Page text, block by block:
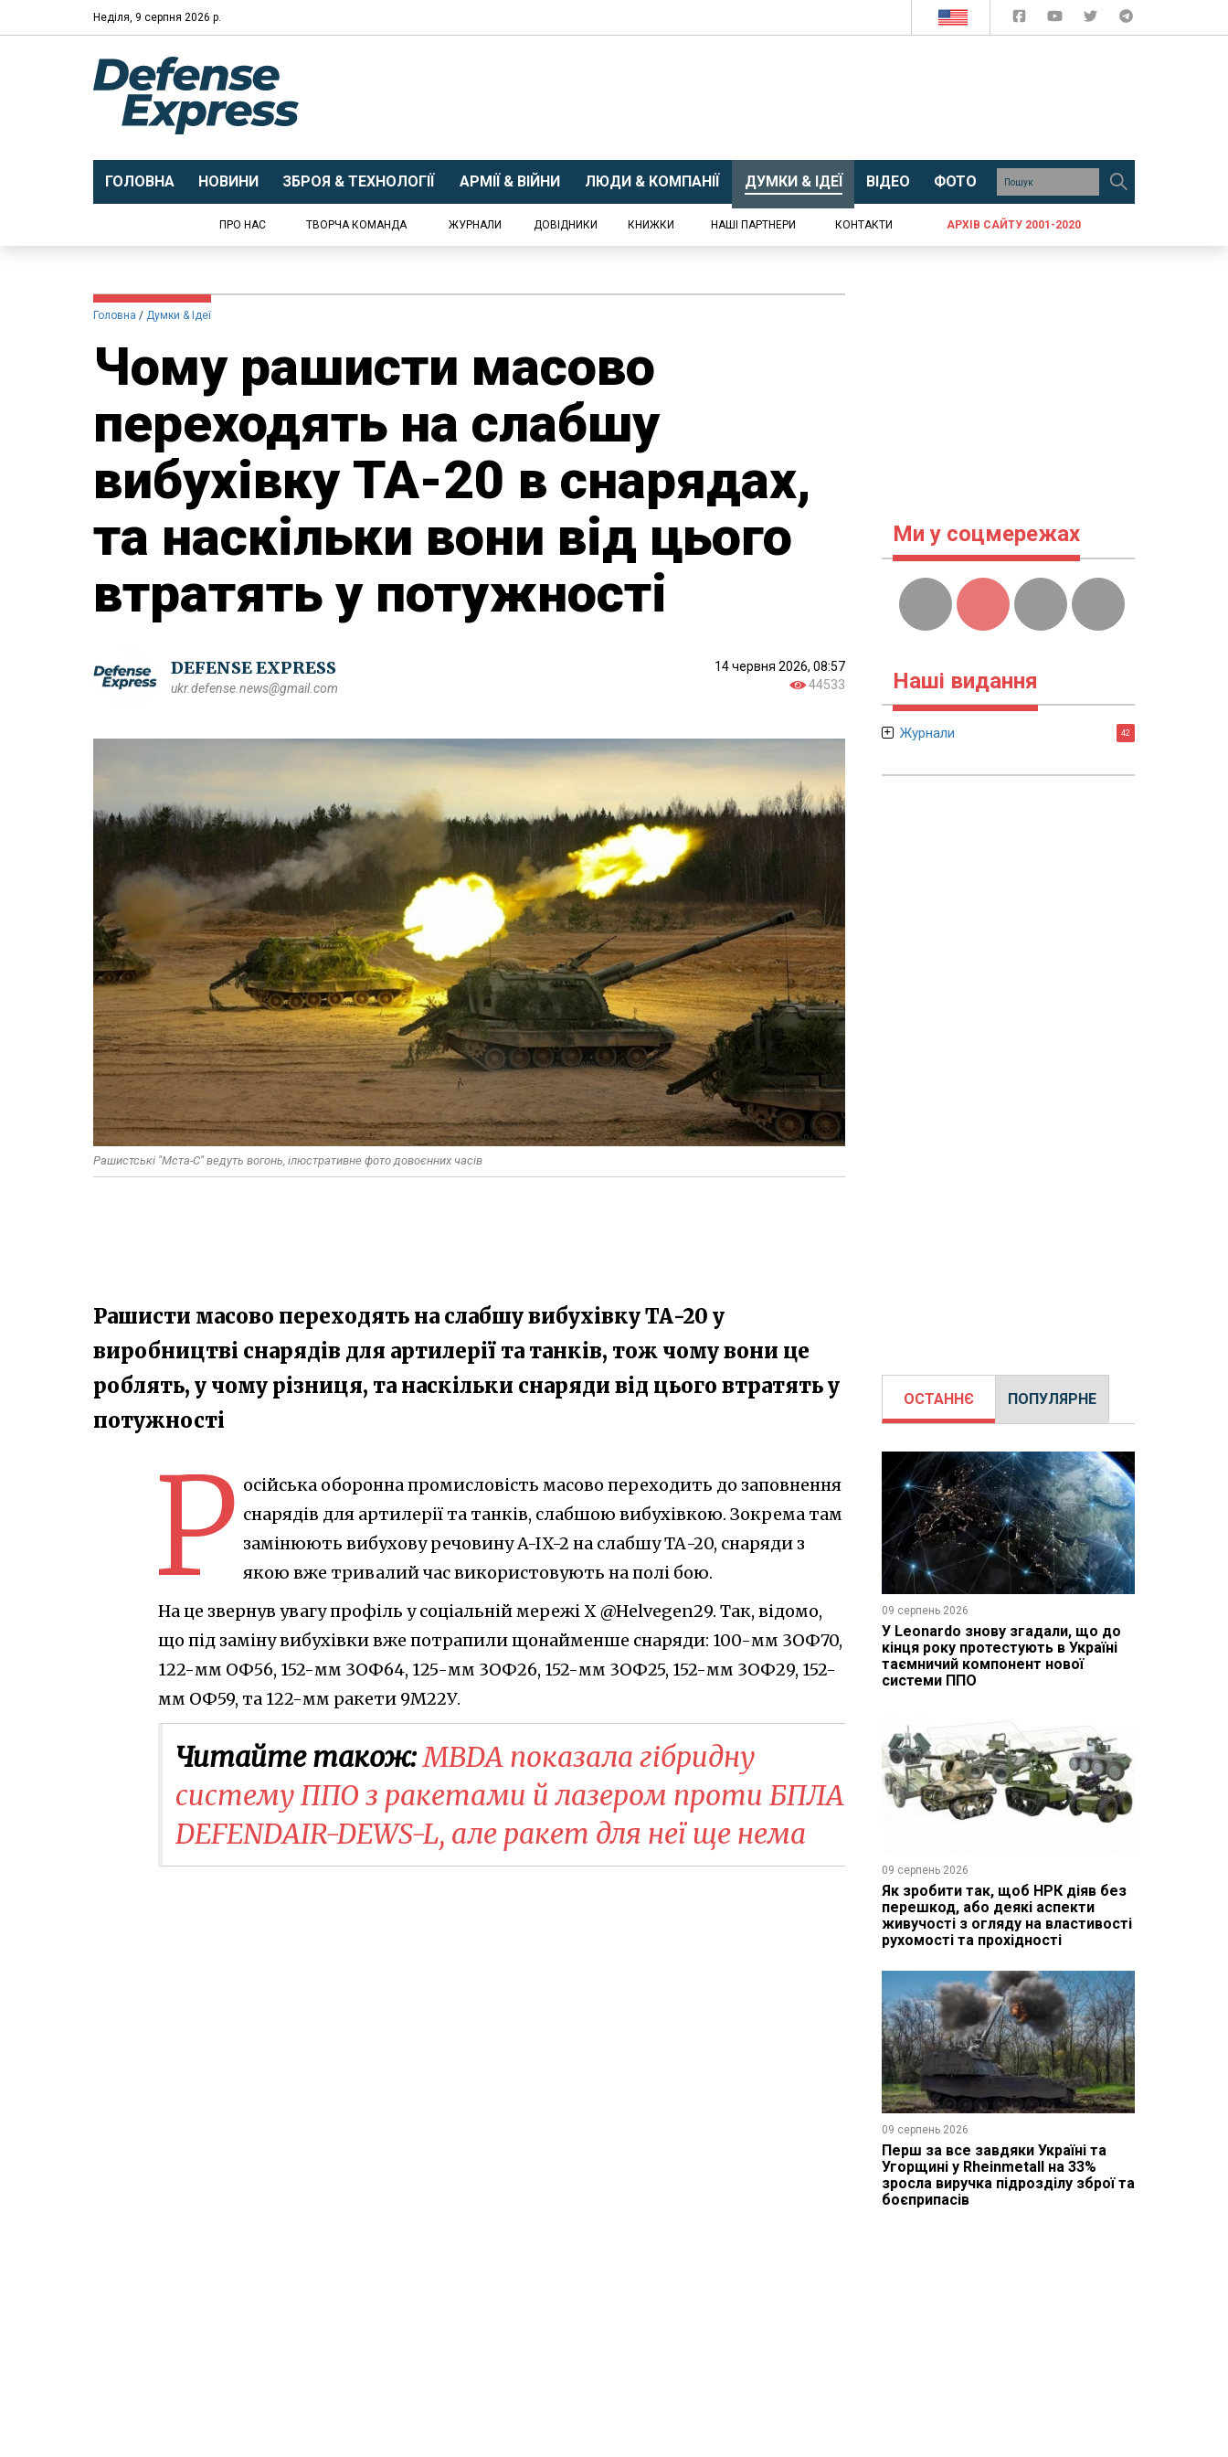
Неділя, 9 серпня 2026 р.
ГОЛОВНА НОВИНИ ЗБРОЯ & ТЕХНОЛОГІЇ АРМІЇ & ВІЙНИ ЛЮДИ & КОМПАНІЇ ДУМКИ & ІДЕЇ ВІДЕО ФОТО
ПРО НАС ТВОРЧА КОМАНДА ЖУРНАЛИ ДОВІДНИКИ КНИЖКИ НАШІ ПАРТНЕРИ КОНТАКТИ АРХІВ САЙТУ 2001-2020
Головна Думки & Ідеї
Чому рашисти масово
переходять на слабшу
вибухівку ТА-20 в снарядах,
та наскільки вони від цього
втратять у потужності
DEFENSE EXPRESS
ukr.defense.news@gmail.com
14 червня 2026, 08:57
44533
Рашистські "Мста-С" ведуть вогонь, ілюстративне фото довоєнних часів
Рашисти масово переходять на слабшу вибухівку ТА-20 у
виробництві снарядів для артилерії та танків, тож чому вони це
роблять, у чому різниця, та наскільки снаряди від цього втратять у
потужності
Р осійська оборонна промисловість масово переходить до заповнення
снарядів для артилерії та танків, слабшою вибухівкою. Зокрема там
замінюють вибухову речовину A-IX-2 на слабшу ТА-20, снаряди з
якою вже тривалий час використовують на полі бою.
На це звернув увагу профіль у соціальній мережі X @Helvegen29. Так, відомо,
що під заміну вибухівки вже потрапили щонайменше снаряди: 100-мм 3ОФ70,
122-мм ОФ56, 152-мм 3ОФ64, 125-мм 3ОФ26, 152-мм 3ОФ25, 152-мм 3ОФ29, 152-
мм ОФ59, та 122-мм ракети 9М22У.
Читайте також:MBDA показала гібридну
систему ППО з ракетами й лазером проти БПЛА
DEFENDAIR-DEWS-L, але ракет для неї ще нема
Ми у соцмережах
Наші видання
Журнали 42
ОСТАННЄ ПОПУЛЯРНЕ
09 серпень 2026
У Leonardo знову згадали, що до
кінця року протестують в Україні
таємничий компонент нової
системи ППО
09 серпень 2026
Як зробити так, щоб НРК діяв без
перешкод, або деякі аспекти
живучості з огляду на властивості
рухомості та прохідності
09 серпень 2026
Перш за все завдяки Україні та
Угорщині у Rheinmetall на 33%
зросла виручка підрозділу зброї та
боєприпасів